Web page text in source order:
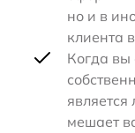
но и в
клиента
Когда вы
мешает